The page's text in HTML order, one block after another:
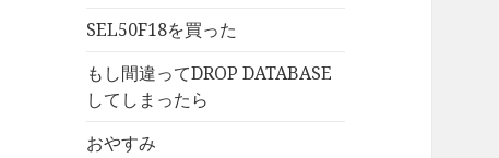
SEL50F18を買った
もし間違ってDROP DATABASE
してしまったら
おやすみ